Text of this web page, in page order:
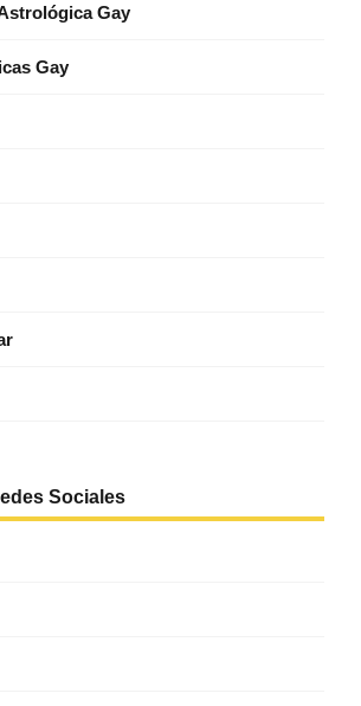
Gay
Gay
Sociales